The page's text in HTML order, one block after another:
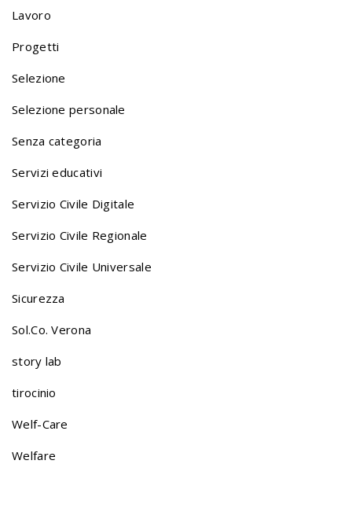
o
n
a
v
g
a
t
Lavoro
Progetti
Selezione
Selezione personale
Senza categoria
Servizi educativi
Servizio Civile Digitale
Servizio Civile Regionale
Servizio Civile Universale
Sicurezza
Sol.Co. Verona
story lab
tirocinio
Welf-Care
Welfare